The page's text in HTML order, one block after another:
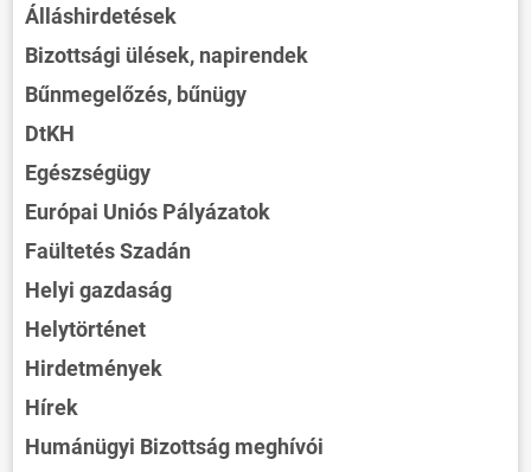
Álláshirdetések
Bizottsági ülések, napirendek
Bűnmegelőzés, bűnügy
DtKH
Egészségügy
Európai Uniós Pályázatok
Faültetés Szadán
Helyi gazdaság
Helytörténet
Hirdetmények
Hírek
Humánügyi Bizottság meghívói